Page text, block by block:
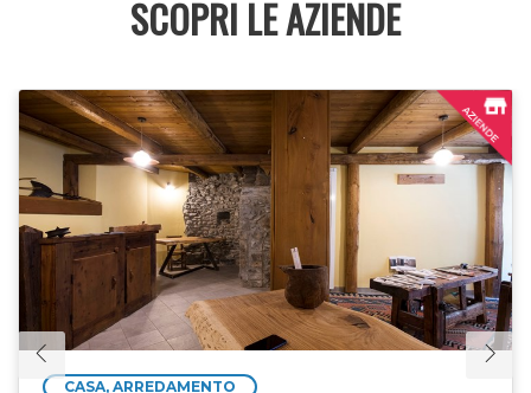
SCOPRI LE AZIENDE
CASA, ARREDAMENTO